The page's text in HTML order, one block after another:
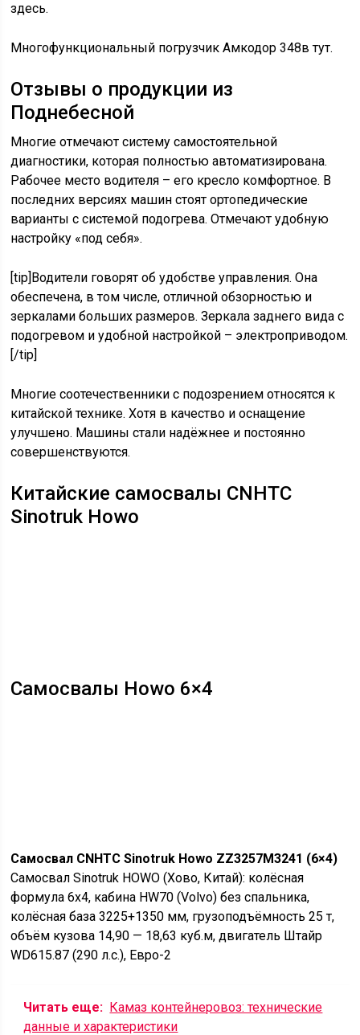
здесь.
Многофункциональный погрузчик Амкодор 348в тут.
Отзывы о продукции из
Поднебесной
Многие отмечают систему самостоятельной
диагностики, которая полностью автоматизирована.
Рабочее место водителя – его кресло комфортное. В
последних версиях машин стоят ортопедические
варианты с системой подогрева. Отмечают удобную
настройку «под себя».
[tip]Водители говорят об удобстве управления. Она
обеспечена, в том числе, отличной обзорностью и
зеркалами больших размеров. Зеркала заднего вида с
подогревом и удобной настройкой – электроприводом.
[/tip]
Многие соотечественники с подозрением относятся к
китайской технике. Хотя в качество и оснащение
улучшено. Машины стали надёжнее и постоянно
совершенствуются.
Китайские самосвалы CNHTC
Sinotruk Howo
Самосвалы Howo 6×4
Самосвал CNHTC Sinotruk Howo ZZ3257M3241 (6×4)
Самосвал Sinotruk HOWO (Хово, Китай): колёсная
формула 6х4, кабина HW70 (Volvo) без спальника,
колёсная база 3225+1350 мм, грузоподъёмность 25 т,
объём кузова 14,90 — 18,63 куб.м, двигатель Штайр
WD615.87 (290 л.с.), Евро-2
Читать еще: Камаз контейнеровоз: технические
данные и характеристики